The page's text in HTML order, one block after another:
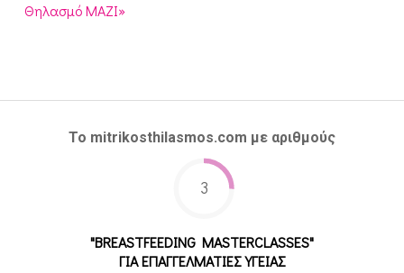
Θηλασμό ΜΑΖΙ»
Το mitrikosthilasmos.com με αριθμούς
3
"BREASTFEEDING MASTERCLASSES"
ΓΙΑ ΕΠΑΓΓΕΛΜΑΤΙΕΣ ΥΓΕΙΑΣ